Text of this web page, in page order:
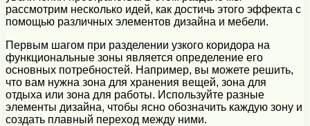
рассмотрим несколько идей, как достичь этого эффекта с
помощью различных элементов дизайна и мебели.
Первым шагом при разделении узкого коридора на
функциональные зоны является определение его
основных потребностей. Например, вы можете решить,
что вам нужна зона для хранения вещей, зона для
отдыха или зона для работы. Используйте разные
элементы дизайна, чтобы ясно обозначить каждую зону и
создать плавный переход между ними.